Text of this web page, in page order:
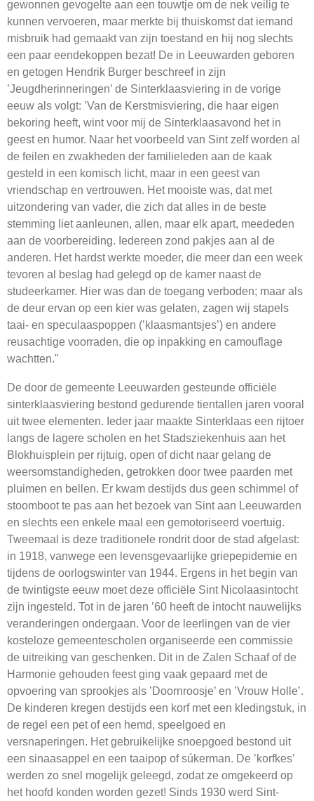
gewonnen gevogelte aan een touwtje om de nek veilig te
kunnen vervoeren, maar merkte bij thuiskomst dat iemand
misbruik had gemaakt van zijn toestand en hij nog slechts
een paar eendekoppen bezat! De in Leeuwarden geboren
en getogen Hendrik Burger beschreef in zijn
’Jeugdherinneringen’ de Sinterklaasviering in de vorige
eeuw als volgt: ’Van de Kerstmisviering, die haar eigen
bekoring heeft, wint voor mij de Sinterklaasavond het in
geest en humor. Naar het voorbeeld van Sint zelf worden al
de feilen en zwakheden der familieleden aan de kaak
gesteld in een komisch licht, maar in een geest van
vriendschap en vertrouwen. Het mooiste was, dat met
uitzondering van vader, die zich dat alles in de beste
stemming liet aanleunen, allen, maar elk apart, meededen
aan de voorbereiding. Iedereen zond pakjes aan al de
anderen. Het hardst werkte moeder, die meer dan een week
tevoren al beslag had gelegd op de kamer naast de
studeerkamer. Hier was dan de toegang verboden; maar als
de deur ervan op een kier was gelaten, zagen wij stapels
taai- en speculaaspoppen (’klaasmantsjes’) en andere
reusachtige voorraden, die op inpakking en camouflage
wachtten."
De door de gemeente Leeuwarden gesteunde officiële
sinterklaasviering bestond gedurende tientallen jaren vooral
uit twee elementen. Ieder jaar maakte Sinterklaas een rijtoer
langs de lagere scholen en het Stadsziekenhuis aan het
Blokhuisplein per rijtuig, open of dicht naar gelang de
weersomstandigheden, getrokken door twee paarden met
pluimen en bellen. Er kwam destijds dus geen schimmel of
stoomboot te pas aan het bezoek van Sint aan Leeuwarden
en slechts een enkele maal een gemotoriseerd voertuig.
Tweemaal is deze traditionele rondrit door de stad afgelast:
in 1918, vanwege een levensgevaarlijke griepepidemie en
tijdens de oorlogswinter van 1944. Ergens in het begin van
de twintigste eeuw moet deze officiële Sint Nicolaasintocht
zijn ingesteld. Tot in de jaren ’60 heeft de intocht nauwelijks
veranderingen ondergaan. Voor de leerlingen van de vier
kosteloze gemeentescholen organiseerde een commissie
de uitreiking van geschenken. Dit in de Zalen Schaaf of de
Harmonie gehouden feest ging vaak gepaard met de
opvoering van sprookjes als ’Doornroosje’ en ’Vrouw Holle’.
De kinderen kregen destijds een korf met een kledingstuk, in
de regel een pet of een hemd, speelgoed en
versnaperingen. Het gebruikelijke snoepgoed bestond uit
een sinaasappel en een taaipop of súkerman. De ’korfkes’
werden zo snel mogelijk geleegd, zodat ze omgekeerd op
het hoofd konden worden gezet! Sinds 1930 werd Sint-